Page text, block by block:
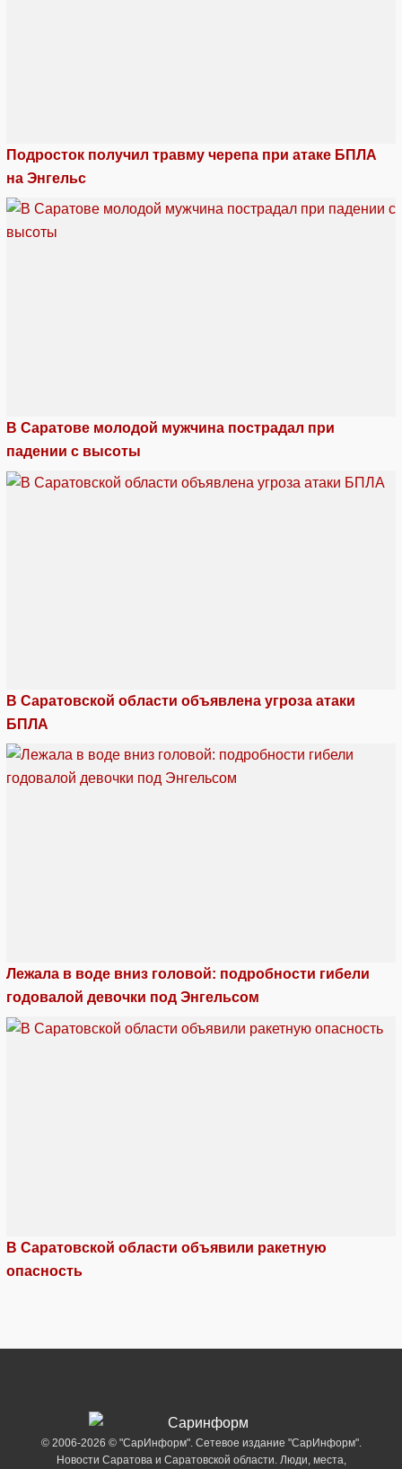
Подросток получил травму черепа при атаке БПЛА
на Энгельс
В Саратове молодой мужчина пострадал при
падении с высоты
В Саратовской области объявлена угроза атаки
БПЛА
Лежала в воде вниз головой: подробности гибели
годовалой девочки под Энгельсом
В Саратовской области объявили ракетную
опасность
© 2006-2026 © "СарИнформ". Сетевое издание "СарИнформ".
Новости Саратова и Саратовской области. Люди, места,